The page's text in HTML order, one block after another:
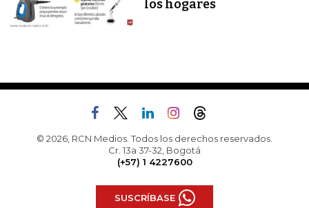
los hogares
© 2026, RCN Medios. Todos los derechos reservados.
Cr. 13a 37-32, Bogotá
(+57) 1 4227600
SUSCRÍBASE